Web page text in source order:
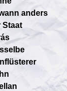
anders
Staat